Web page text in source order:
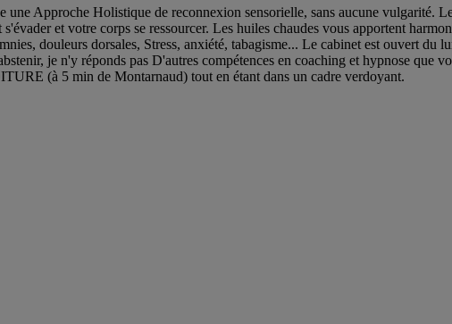
une Approche Holistique de reconnexion sensorielle, sans aucune vulgarité.
et votre corps se ressourcer. Les huiles chaudes vous apportent
douleurs dorsales, Stress, anxiété, tabagisme... Le cabinet est ouvert
je n'y réponds pas D'autres compétences en coaching et hypnose
(à 5 min de Montarnaud) tout en étant dans un cadre verdoyant.